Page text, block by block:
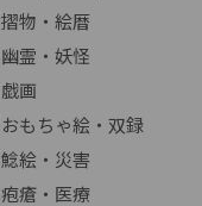
摺物・絵暦
幽霊・妖怪
戯画
おもちゃ絵・双録
鯰絵・災害
疱瘡・医療